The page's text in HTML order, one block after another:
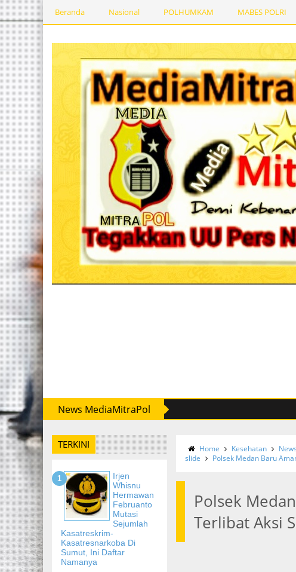
Beranda Nasional POLHUMKAM MABES POLRI
News MediaMitraPol
TERKINI
Irjen
Whisnu
Hermawan
Februanto
Mutasi
Sejumlah
Kasatreskrim-
Kasatresnarkoba Di
Sumut, Ini Daftar
Namanya
Home Kesehatan
slide
Polsek Medan Baru
Polsek
Terlibat Aksi